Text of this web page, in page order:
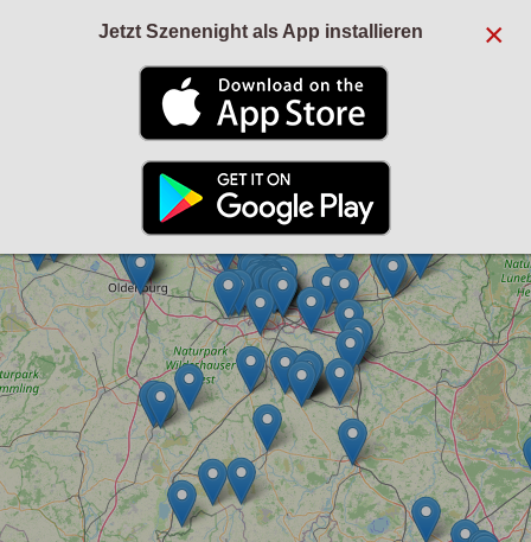
×
Jetzt Szenenight als App installieren